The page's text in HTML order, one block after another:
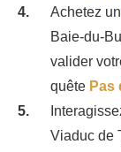
Achetez un
Baie-du-
valider
quête Pas
Viaduc de